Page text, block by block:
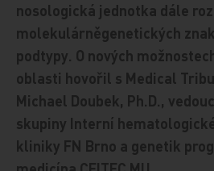
nosologická jednotka dále
molekulárněgenetických
podtypy. O nových
oblasti hovořil s Medical
Michael Doubek, Ph.D.,
skupiny Interní
kliniky FN Brno a genetik